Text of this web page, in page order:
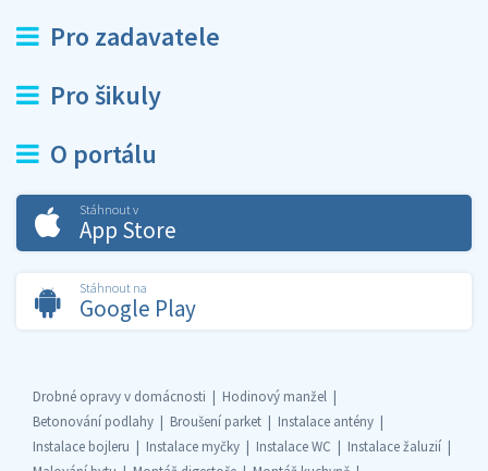
Pro zadavatele
Pro šikuly
O portálu
Stáhnout v
App Store
Stáhnout na
Google Play
Drobné opravy v domácnosti
Hodinový manžel
Betonování podlahy
Broušení parket
Instalace antény
Instalace bojleru
Instalace myčky Instalace WC
Instalace žaluzií